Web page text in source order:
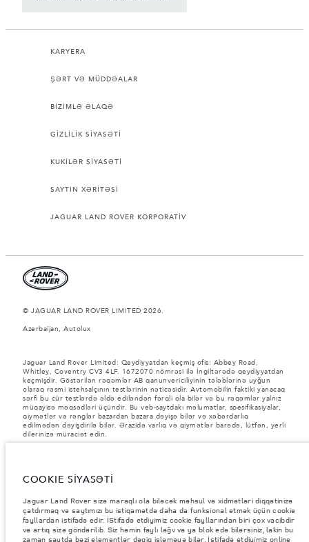
KARYERA
ŞƏRT VƏ MÜDDƏALAR
BİZİMLƏ ƏLAQƏ
GİZLİLİK SİYASƏTİ
KUKİLƏR SİYASƏTİ
SAYTIN XƏRİTƏSİ
JAGUAR LAND ROVER KORPORATİV
© JAGUAR LAND ROVER LIMITED 2026.
Azerbaijan, Autolux
Jaguar Land Rover Limited: Qeydiyyatdan keçmiş ofis: Abbey Road,
Whitley, Coventry CV3 4LF. 1672070 nömrəsi ilə İngiltərədə qeydiyyatdan
keçmişdir. Göstərilən rəqəmlər AB qanunvericiliyinin tələblərinə uyğun
olaraq rəsmi istehsalçının testlərinin nəticəsidir. Avtomobilin faktiki yanacaq
sərfi bu cür testlərdə əldə ediləndən fərqli ola bilər və bu rəqəmlər yalnız
müqayisə məqsədləri üçündir. Bu veb-saytdakı məlumatlar, spesifikasiyalar,
qiymətlər və rənglər bazardan bazara dəyişə bilər və xəbərdarlıq
edilmədən dəyişdirilə bilər. Ərazidə varlıq və qiymətlər barədə, lütfən, yerli
dilerinizə müraciət edin.
yükləndikdə Ümumi Avtomobil Çəkisinin (GVW) və Oxa Düşən Maksimum
Şəkillər və spesifikasiyalar haqqında vacib qeyd.
çatışmazlığı hal-hazırda avtomobilin istehsal xüsusiyyətlərinə, seçimlərin
mövcudluğuna və istehsal müddətlərinə təsir göstərir. Bu, çox dinamik bir
vəziyyətdir və nəticədə hazırda veb-saytda istifadə edilən şəkillər,
COOKIE SİYASƏTİ
Jaguar Land Rover sizə maraqlı ola biləcək məhsul və xidmətləri diqqətinizə
çatdırmaq və saytımızı bu istiqamətdə daha da funksional etmək üçün cookie
fayllardan istifadə edir. İStifadə etdiyimiz cookie fayllarından biri çox vacibdir
və artıq sizə göndərilib. Siz həmin faylı ləğv və ya blok edə bilərsiniz, lakin bu
zaman saytda bəzi elementlər dəqiq işləməyə bilər. İstifadə etdiyimiz online